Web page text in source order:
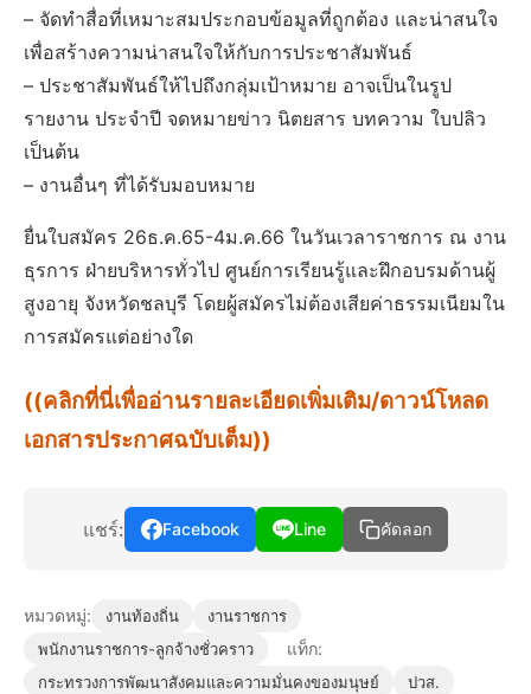
– จัดทำสื่อที่เหมาะสมประกอบข้อมูลที่ถูกต้อง และน่าสนใจ
เพื่อสร้างความน่าสนใจให้กับการประชาสัมพันธ์
– ประชาสัมพันธ์ให้ไปถึงกลุ่มเป้าหมาย อาจเป็นในรูป
รายงาน ประจำปี จดหมายข่าว นิตยสาร บทความ ใบปลิว
เป็นต้น
– งานอื่นๆ ที่ได้รับมอบหมาย
ยื่นใบสมัคร 26ธ.ค.65-4ม.ค.66 ในวันเวลาราชการ ณ งาน
ธุรการ ฝ่ายบริหารทั่วไป ศูนย์การเรียนรู้และฝึกอบรมด้านผู้
สูงอายุ จังหวัดชลบุรี โดยผู้สมัครไม่ต้องเสียค่าธรรมเนียมใน
การสมัครแต่อย่างใด
((คลิกที่นี่เพื่ออ่านรายละเอียดเพิ่มเติม/ดาวน์โหลด
เอกสารประกาศฉบับเต็ม))
แชร์: Facebook Line คัดลอก
หมวดหมู่: งานท้องถิ่น
งานราชการ
พนักงานราชการ-ลูกจ้างชั่วคราว
แท็ก:
กระทรวงการพัฒนาสังคมและความมั่นคงของมนุษย์
ปวส.